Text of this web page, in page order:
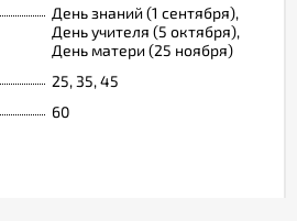
День знаний (1 сентября),
День учителя (5 октября),
День матери (25 ноября)
25, 35, 45
60